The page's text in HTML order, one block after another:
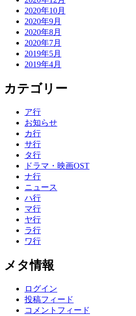
2020年10月
2020年9月
2020年8月
2020年7月
2019年5月
2019年4月
カテゴリー
ア行
お知らせ
カ行
サ行
タ行
ドラマ・映画OST
ナ行
ニュース
ハ行
マ行
ヤ行
ラ行
ワ行
メタ情報
ログイン
投稿フィード
コメントフィード